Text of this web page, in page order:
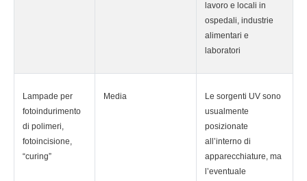
lavoro e locali in
ospedali, industrie
alimentari e
laboratori
Lampade per
fotoindurimento
di polimeri,
fotoincisione,
“curing”
Media
Le sorgenti UV sono
usualmente
posizionate
all’interno di
apparecchiature, ma
l’eventuale